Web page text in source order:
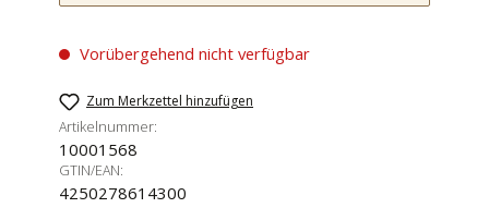
Vorübergehend nicht verfügbar
Zum Merkzettel hinzufügen
Artikelnummer:
10001568
GTIN/EAN:
4250278614300